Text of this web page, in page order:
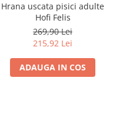
Hrana uscata pisici adulte
Hofi Felis
269,90 Lei
215,92 Lei
ADAUGA IN COS